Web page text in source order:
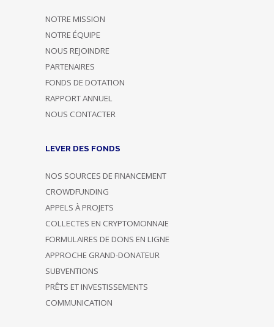
NOTRE MISSION
NOTRE ÉQUIPE
NOUS REJOINDRE
PARTENAIRES
FONDS DE DOTATION
RAPPORT ANNUEL
NOUS CONTACTER
LEVER DES FONDS
NOS SOURCES DE FINANCEMENT
CROWDFUNDING
APPELS À PROJETS
COLLECTES EN CRYPTOMONNAIE
FORMULAIRES DE DONS EN LIGNE
APPROCHE GRAND-DONATEUR
SUBVENTIONS
PRÊTS ET INVESTISSEMENTS
COMMUNICATION